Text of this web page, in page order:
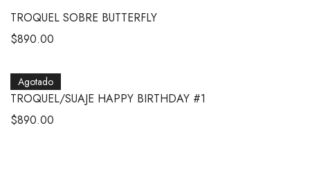
TROQUEL SOBRE BUTTERFLY
$890.00
Agotado
TROQUEL/SUAJE HAPPY BIRTHDAY #1
$890.00